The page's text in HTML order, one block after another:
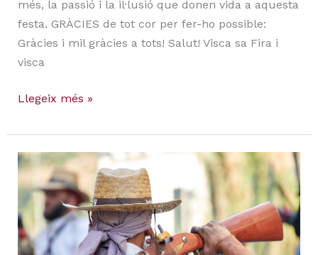
més, la passió i la il·lusió que donen vida a aquesta
festa. GRÀCIES de tot cor per fer-ho possible:
Gràcies i mil gràcies a tots! Salut! Visca sa Fira i
visca
Llegeix més »
La
opinió
compta